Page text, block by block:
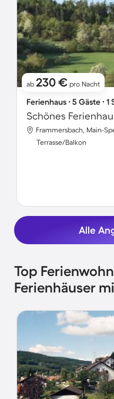
ab 230 € pro Nacht
Ferienhaus ∙ 5 Gäste ∙
Schönes
Frammersbach, Main-
Terrasse/Balkon
Alle
Top
Ferienhäuser